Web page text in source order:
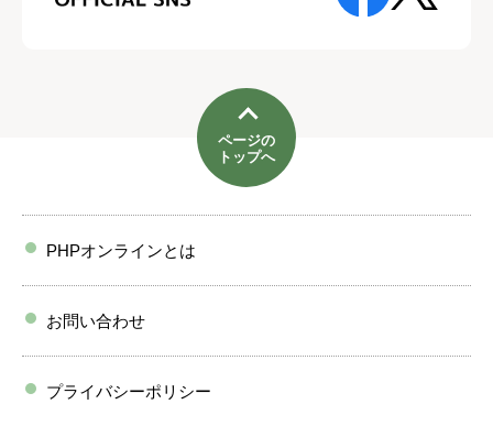
ページの
トップへ
PHPオンラインとは
お問い合わせ
プライバシーポリシー